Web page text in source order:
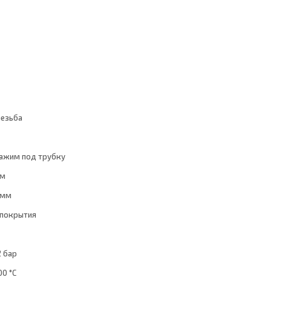
под трубку
бар
°C